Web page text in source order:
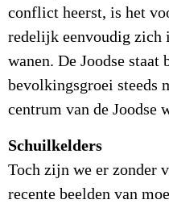
conflict heerst, is het
redelijk eenvoudig zich
wanen. De Joodse
bevolkingsgroei steeds
centrum van de Joodse
Schuilkelders
Toch zijn we er zonder
recente beelden van